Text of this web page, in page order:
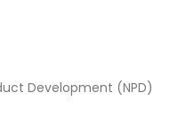
Development (NPD)